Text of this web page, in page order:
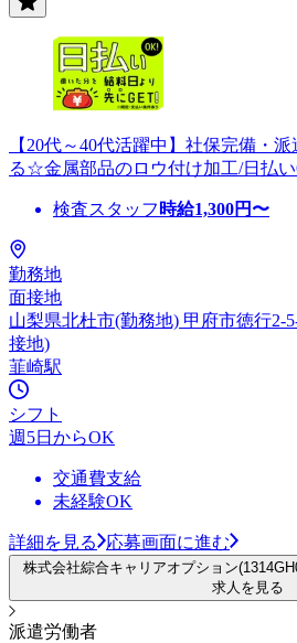
【20代～40代活躍中】社保完備・
る☆金属部品のロウ付け加工/日払
検査スタッフ 時給1,300円〜
勤務地
面接地
山梨県北杜市(勤務地) 甲府市徳行2-
接地)
韮崎駅
シフト
週5日からOK
交通費支給
未経験OK
詳細を見る 応募画面に進む
株式会社綜合キャリアオプション
求人を見る
派遣労働者